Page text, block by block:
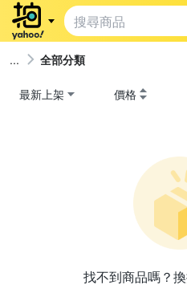
全部分類
最新上架 價格
找不到商品嗎？